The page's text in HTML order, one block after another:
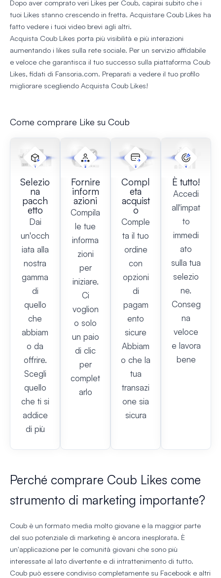
Dopo aver comprato veri Likes per Coub, capirai subito che i
tuoi Likes stanno crescendo in fretta. Acquistare Coub Likes ha
fatto vedere i tuoi video brevi agli altri.
Acquista Coub Likes porta più visibilità e più interazioni
aumentando i likes sulla rete sociale. Per un servizio affidabile
e veloce che garantisca il tuo successo sulla piattaforma Coub
Likes, fidati di Fansoria.com. Preparati a vedere il tuo profilo
migliorare scegliendo Acquista Coub Likes!
Come comprare Like su Coub
Selezio
na
pacch
etto
Dai
un'occh
iata alla
nostra
gamma
di
quello
che
abbiam
o da
offrire.
Scegli
quello
che ti si
addice
di più
Fornire
inform
azioni
Compila
le tue
informa
zioni
per
iniziare.
Ci
voglion
o solo
un paio
di clic
per
complet
arlo
Compl
eta
acquist
o
Comple
ta il tuo
ordine
con
opzioni
di
pagam
ento
sicure
Abbiam
o che la
tua
transazi
one sia
sicura
È tutto!
Accedi
all'impat
to
immedi
ato
sulla tua
selezio
ne.
Conseg
na
veloce
e lavora
bene
Perché comprare Coub Likes come
strumento di marketing importante?
Coub è un formato media molto giovane e la maggior parte
del suo potenziale di marketing è ancora inesplorata. È
un'applicazione per le comunità giovani che sono più
interessate al lato divertente e di intrattenimento di tutto.
Coub può essere condiviso completamente su Facebook e altri